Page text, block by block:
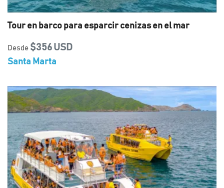
Tour en barco para esparcir cenizas en el mar
Desde $356 USD
Santa Marta